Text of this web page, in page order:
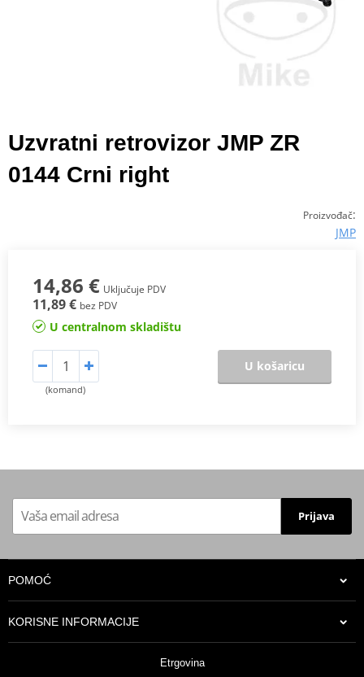
Uzvratni retrovizor JMP ZR
0144 Crni right
Proizvođač:
JMP
14,86 € Uključuje PDV
11,89 € bez PDV
U centralnom skladištu
(komand)
U košaricu
Prijava
POMOĆ
KORISNE INFORMACIJE
Etrgovina